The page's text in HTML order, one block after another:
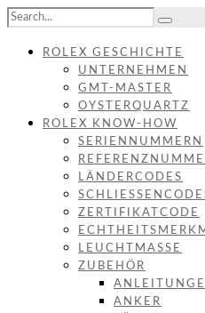
ROLEX GESCHICHTE
UNTERNEHMEN
GMT-MASTER
OYSTERQUARTZ
ROLEX KNOW-HOW
SERIENNUMMERN
LÄNDERCODES
SCHLIESSENCODES
ZERTIFIKATCODE
LEUCHTMASSE
ZUBEHÖR
ANKER